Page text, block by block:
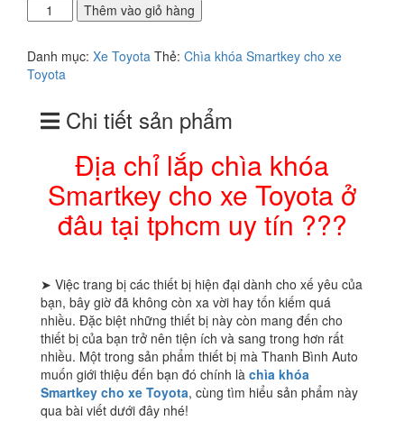
chỉ
chìa
khóa
cho
tphcm
???
số
lượng
Thêm vào giỏ hàng
Danh mục: Xe Toyota Thẻ: Chìa khóa Smartkey cho xe
Toyota
Chi tiết sản phẩm
Địa chỉ lắp chìa khóa
Smartkey cho xe Toyota ở
đâu tại tphcm uy tín ???
➤ Việc trang bị các thiết bị hiện đại dành cho xế yêu của
bạn, bây giờ đã không còn xa vời hay tốn kiếm quá
nhiều. Đặc biệt những thiết bị này còn mang đến cho
thiết bị của bạn trở nên tiện ích và sang trong hơn rất
nhiều. Một trong sản phẩm thiết bị mà Thanh Bình Auto
muốn giới thiệu đến bạn đó chính là chìa khóa
Smartkey cho xe Toyota, cùng tìm hiểu sản phẩm này
qua bài viết dưới đây nhé!